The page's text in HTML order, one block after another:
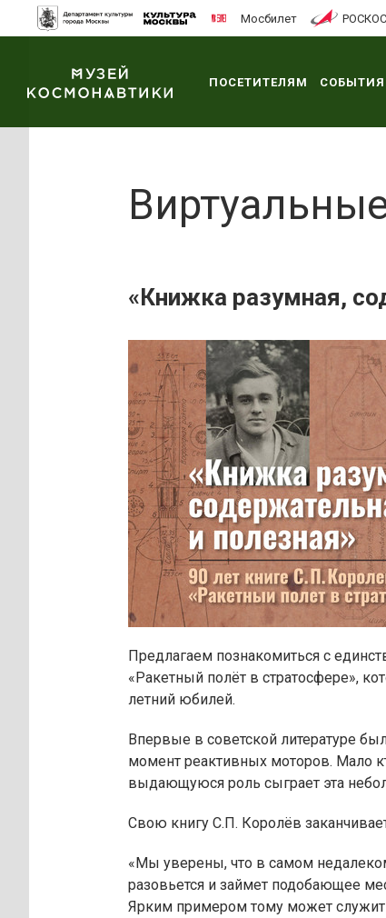
Мосбилет
ПОСЕТИТЕЛЯМ СОБЫТИЯ
«Книжка разумная,
Предлагаем познакомиться с
«Ракетный полёт в стратосфере»,
летний юбилей.
Впервые в советской литературе
момент реактивных моторов. Мало
выдающуюся роль сыграет эта
Свою книгу С.П. Королёв
«Мы уверены, что в самом
разовьется и займет подобающее
Ярким примером тому может